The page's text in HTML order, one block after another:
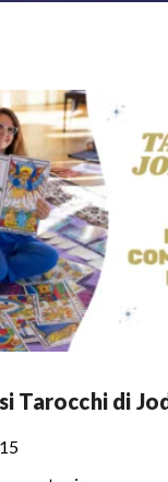
Tarocchi di